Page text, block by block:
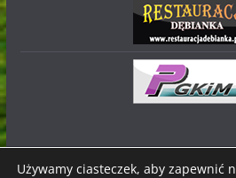
Używamy ciasteczek, aby zapewnić